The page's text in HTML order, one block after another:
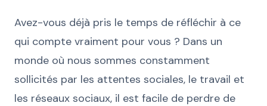
Avez-vous déjà pris le temps de réfléchir à ce
qui compte vraiment pour vous ? Dans un
monde où nous sommes constamment
sollicités par les attentes sociales, le travail et
les réseaux sociaux, il est facile de perdre de